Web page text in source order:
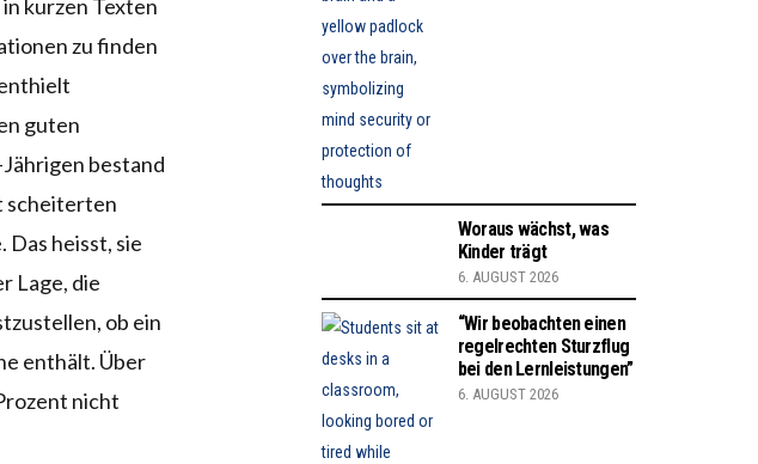
kurzen Texten
zu finden
guten
bestand
scheiterten
heisst, sie
Lage, die
ob ein
enthält. Über
nicht
Woraus wächst, was
Kinder trägt
6. AUGUST 2026
“Wir beobachten einen
regelrechten Sturzflug
bei den Lernleistungen”
6. AUGUST 2026